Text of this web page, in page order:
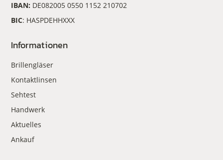
IBAN: DE082005 0550 1152 210702
BIC: HASPDEHHXXX
Informationen
Brillengläser
Kontaktlinsen
Sehtest
Handwerk
Aktuelles
Ankauf